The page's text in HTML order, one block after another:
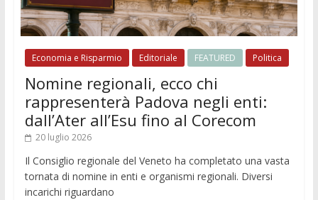
Economia e Risparmio Editoriale FEATURED Politica
Nomine regionali, ecco chi
rappresenterà Padova negli enti:
dall’Ater all’Esu fino al Corecom
20 luglio 2026
Il Consiglio regionale del Veneto ha completato una vasta
tornata di nomine in enti e organismi regionali. Diversi
incarichi riguardano